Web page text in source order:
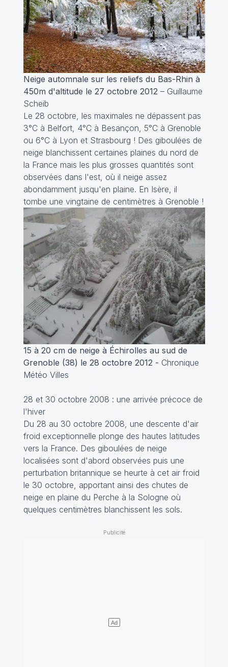
Neige automnale sur les reliefs du Bas-Rhin à
450m d'altitude le 27 octobre 2012 – Guillaume
Scheib
Le 28 octobre, les maximales ne dépassent pas
3°C à Belfort, 4°C à Besançon, 5°C à Grenoble
ou 6°C à Lyon et Strasbourg ! Des giboulées de
neige blanchissent certaines plaines du nord de
la France mais les plus grosses quantités sont
observées dans l'est, où il neige assez
abondamment jusqu'en plaine. En Isère, il
tombe une vingtaine de centimètres à Grenoble !
15 à 20 cm de neige à Échirolles au sud de
Grenoble (38) le 28 octobre 2012 - Chronique
Météo Villes
28 et 30 octobre 2008 : une arrivée précoce de
l'hiver
Du 28 au 30 octobre 2008, une descente d'air
froid exceptionnelle plonge des hautes latitudes
vers la France. Des giboulées de neige
localisées sont d'abord observées puis une
perturbation britannique se heurte à cet air froid
le 30 octobre, apportant ainsi des chutes de
neige en plaine du Perche à la Sologne où
quelques centimètres blanchissent les sols.